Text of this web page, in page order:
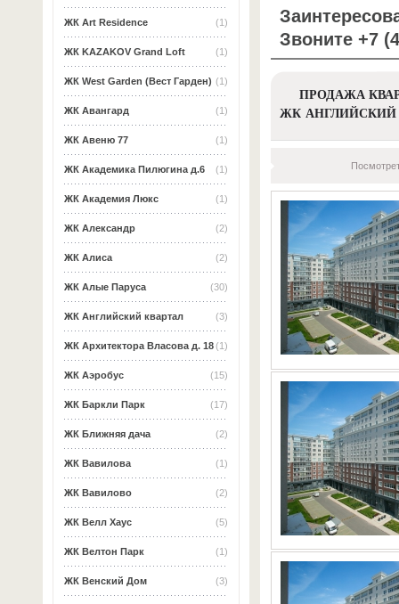
(1)
ЖК Art Residence
(1)
ЖК KAZAKOV Grand Loft
(1)
ЖК West Garden (Вест Гарден)
(1)
ЖК Авангард
(1)
ЖК Авеню 77
(1)
ЖК Академика Пилюгина д.6
(1)
ЖК Академия Люкс
(2)
ЖК Александр
(2)
ЖК Алиса
(30)
ЖК Алые Паруса
(3)
ЖК Английский квартал
(1)
ЖК Архитектора Власова д. 18
(15)
ЖК Аэробус
(17)
ЖК Баркли Парк
(2)
ЖК Ближняя дача
(1)
ЖК Вавилова
(2)
ЖК Вавилово
(5)
ЖК Велл Хаус
(1)
ЖК Велтон Парк
(3)
ЖК Венский Дом
Звоните +7
ПРОДАЖА
ЖК АНГЛИЙСКИЙ